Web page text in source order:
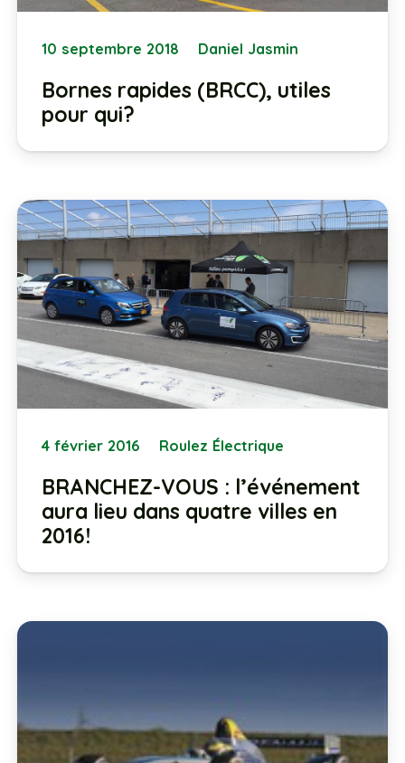
10 septembre 2018 Daniel Jasmin
Bornes rapides (BRCC), utiles
pour qui?
4 février 2016 Roulez Électrique
BRANCHEZ-VOUS : l’événement
aura lieu dans quatre villes en
2016!